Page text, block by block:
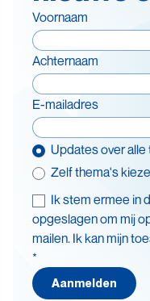
Voornaam
Achternaam
E-mailadres
Updates over alle
Zelf thema's
Thema's
Batterijen
Circulaire
Ik stem ermee in
opgeslagen om mij
mailen. Ik kan mijn
*
Aanmelden